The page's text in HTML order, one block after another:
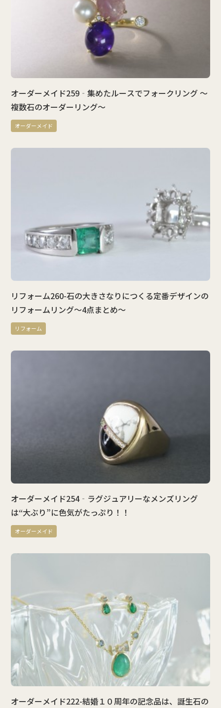
オーダーメイド259‐集めたルースでフォークリング ～
複数石のオーダーリング～
オーダーメイド
リフォーム260-石の大きさなりにつくる定番デザインの
リフォームリング～4点まとめ～
リフォーム
オーダーメイド254‐ラグジュアリーなメンズリング
は“大ぶり”に色気がたっぷり！！
オーダーメイド
オーダーメイド222-結婚１０周年の記念品は、誕生石の